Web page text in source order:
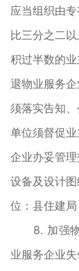
应当组织由
比三分之二
积过半数的
退物业服务
须落实告知
单位须督促
企业办妥管
设备及设计
位：县住建局
8. 加强物
业服务企业